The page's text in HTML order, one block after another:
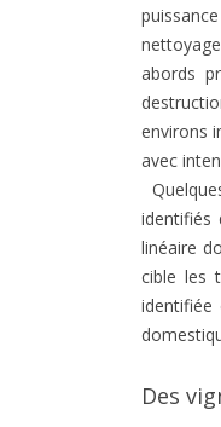
abords
environs
avec
identifiés
linéaire
cible les
Des